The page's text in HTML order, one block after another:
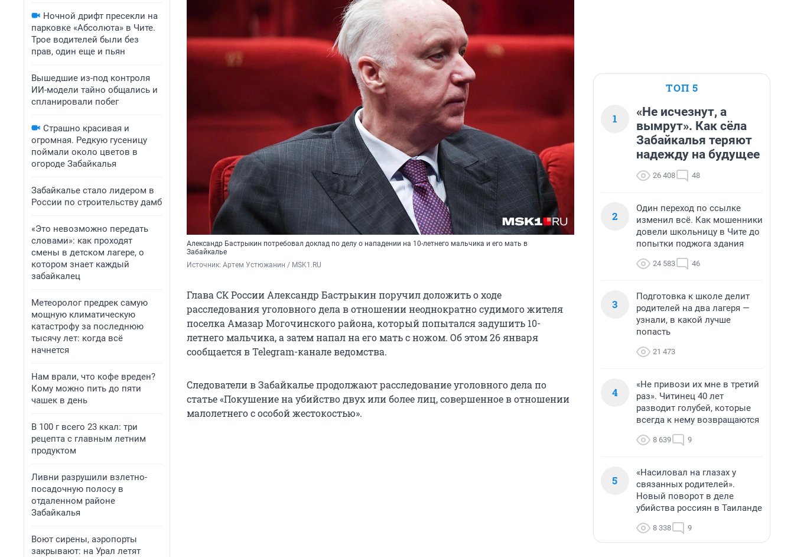
Ночной дрифт пресекли на
парковке «Абсолюта» в Чите.
Трое водителей были без
прав, один еще и пьян
Вышедшие из-под контроля
ИИ-модели тайно общались и
спланировали побег
Страшно красивая и
огромная. Редкую гусеницу
поймали около цветов в
огороде Забайкалья
Забайкалье стало лидером в
России по строительству дамб
«Это невозможно передать
словами»: как проходят
смены в детском лагере, о
котором знает каждый
забайкалец
Метеоролог предрек самую
мощную климатическую
катастрофу за последнюю
тысячу лет: когда всё
начнется
Нам врали, что кофе вреден?
Кому можно пить до пяти
чашек в день
В 100 г всего 23 ккал: три
рецепта с главным летним
продуктом
Ливни разрушили взлетно-
посадочную полосу в
отдаленном районе
Забайкалья
Воют сирены, аэропорты
закрывают: на Урал летят
Александр Бастрыкин потребовал доклад по делу о нападении на 10-летнего мальчика и его мать в
Забайкалье
Источник: Артем Устюжанин / MSK1.RU
Глава СК России Александр Бастрыкин поручил доложить о ходе
расследования уголовного дела в отношении неоднократно судимого жителя
поселка Амазар Могочинского района, который попытался задушить 10-
летнего мальчика, а затем напал на его мать с ножом. Об этом 26 января
сообщается в Telegram-канале ведомства.
Следователи в Забайкалье продолжают расследование уголовного дела по
статье «Покушение на убийство двух или более лиц, совершенное в отношении
малолетнего с особой жестокостью».
ТОП 5
1
«Не исчезнут, а
вымрут». Как сёла
Забайкалья теряют
надежду на будущее
26 408 48
2
Один переход по ссылке
изменил всё. Как мошенники
довели школьницу в Чите до
попытки поджога здания
24 583 46
3
Подготовка к школе делит
родителей на два лагеря —
узнали, в какой лучше
попасть
21 473
4
«Не привози их мне в третий
раз». Читинец 40 лет
разводит голубей, которые
всегда к нему возвращаются
8 639 9
5
«Насиловал на глазах у
связанных родителей».
Новый поворот в деле
убийства россиян в Таиланде
8 338 9